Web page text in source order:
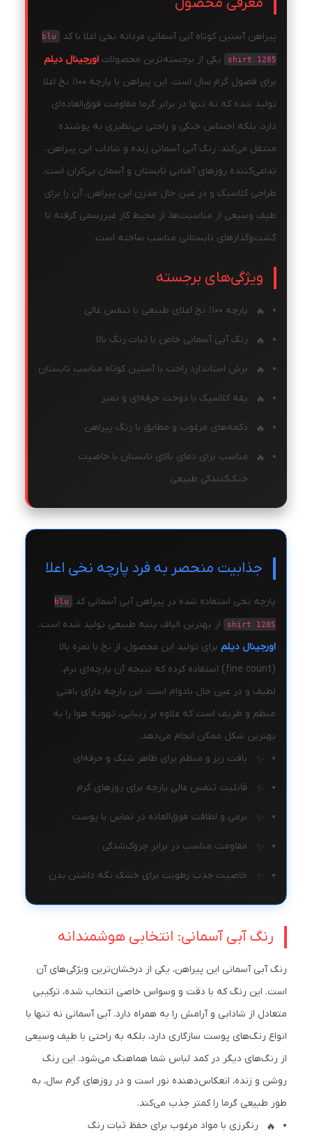
پیراهن آستین کوتاه آبی آسمانی مردانه نخی اعلا با کد blu
shirt 1285 یکی از برجسته‌ترین محصولات اورجینال دیلم
برای فصول گرم سال است. این پیراهن با پارچه ۱۰۰٪ نخ اعلا
تولید شده که نه تنها در برابر گرما مقاومت فوق‌العاده‌ای
دارد، بلکه احساس خنکی و راحتی بی‌نظیری به پوشنده
منتقل می‌کند. رنگ آبی آسمانی زنده و شاداب این پیراهن،
تداعی‌کننده روزهای آفتابی تابستان و آسمان بی‌کران است.
طراحی کلاسیک و در عین حال مدرن این پیراهن، آن را برای
طیف وسیعی از مناسبت‌ها، از محیط کار غیررسمی گرفته تا
گشت‌وگذارهای تابستانی مناسب ساخته است.
ویژگی‌های برجسته
پارچه ۱۰۰٪ نخ اعلای طبیعی با تنفس عالی
رنگ آبی آسمانی خاص با ثبات رنگ بالا
برش استاندارد راحت با آستین کوتاه مناسب تابستان
یقه کلاسیک با دوخت حرفه‌ای و تمیز
دکمه‌های مرغوب و مطابق با رنگ پیراهن
مناسب برای دمای بالای تابستان با خاصیت
خنک‌کنندگی طبیعی
جذابیت منحصر به فرد پارچه نخی اعلا
پارچه نخی استفاده شده در پیراهن آبی آسمانی کد blu
shirt 1285
از بهترین الیاف پنبه طبیعی تولید شده است.
اورجینال دیلم برای تولید این محصول، از نخ با نمره بالا
(fine count) استفاده کرده که نتیجه آن پارچه‌ای نرم،
لطیف و در عین حال بادوام است. این پارچه دارای بافتی
منظم و ظریف است که علاوه بر زیبایی، تهویه هوا را به
بهترین شکل ممکن انجام می‌دهد.
بافت ریز و منظم برای ظاهر شیک و حرفه‌ای
قابلیت تنفس عالی پارچه برای روزهای گرم
نرمی و لطافت فوق‌العاده در تماس با پوست
مقاومت مناسب در برابر چروک‌شدگی
خاصیت جذب رطوبت برای خشک نگه داشتن بدن
رنگ آبی آسمانی: انتخابی هوشمندانه
رنگ آبی آسمانی این پیراهن، یکی از درخشان‌ترین ویژگی‌های آن
است. این رنگ که با دقت و وسواس خاصی انتخاب شده، ترکیبی
متعادل از شادابی و آرامش را به همراه دارد. آبی آسمانی نه تنها با
انواع رنگ‌های پوست سازگاری دارد، بلکه به راحتی با طیف وسیعی
از رنگ‌های دیگر در کمد لباس شما هماهنگ می‌شود. این رنگ
روشن و زنده، انعکاس‌دهنده نور است و در روزهای گرم سال، به
طور طبیعی گرما را کمتر جذب می‌کند.
رنگرزی با مواد مرغوب برای حفظ ثبات رنگ